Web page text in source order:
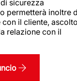
sicurezza
permetterà inoltre
il cliente,
relazione con il